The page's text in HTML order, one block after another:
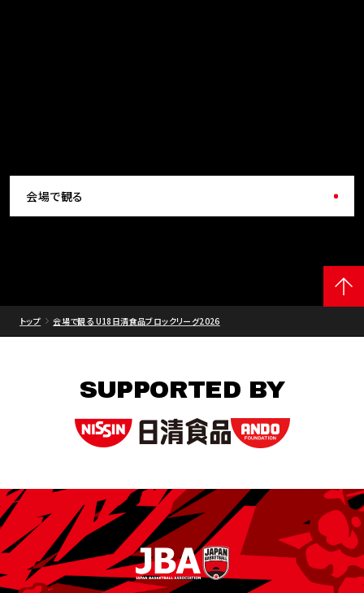
会場で観る
トップ 会場で観る U18日清食品ブロックリーグ2026
SUPPORTED BY